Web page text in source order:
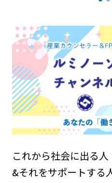
これから社会に出る人
&それをサポートする